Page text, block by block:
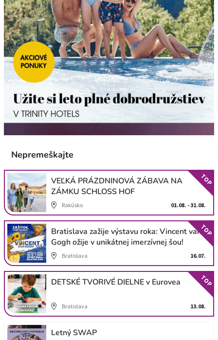
Nepremeškajte
VEĽKÁ PRÁZDNINOVÁ ZÁBAVA NA
ZÁMKU SCHLOSS HOF
Rakúsko 01.08. - 31.08.
TOP
Bratislava zažije výstavu roka: Vincent van
Gogh ožije v unikátnej imerzívnej šou!
Bratislava 16.07.
TOP
DETSKÉ TVORIVÉ DIELNE v Eurovea
Bratislava 13.08.
TOP
Letný SWAP